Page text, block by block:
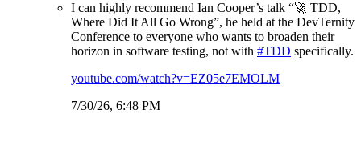
I can highly recommend Ian Cooper’s talk “🚀 TDD,
Where Did It All Go Wrong”, he held at the DevTernity
Conference to everyone who wants to broaden their
horizon in software testing, not with #TDD specifically.
youtube.com/watch?v=EZ05e7EMOLM
7/30/26, 6:48 PM